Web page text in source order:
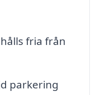
fria från
parkering